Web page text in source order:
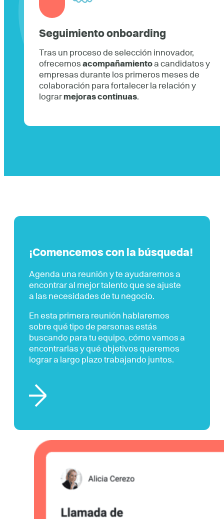
Seguimiento onboarding
Tras un proceso de selección innovador,
ofrecemos acompañamientoa candidatos y
empresas durante los primeros meses de
colaboración para fortalecer la relación y
lograrmejoras continuas.
¡Comencemos con la búsqueda!
Agenda una reunión y te ayudaremos a
encontrar al mejor talento que se ajuste
a las necesidades de tu negocio.
En esta primera reunión hablaremos
sobre qué tipo de personas estás
buscando para tu equipo, cómo vamos a
encontrarlas y qué objetivos queremos
lograr a largo plazo trabajando juntos.